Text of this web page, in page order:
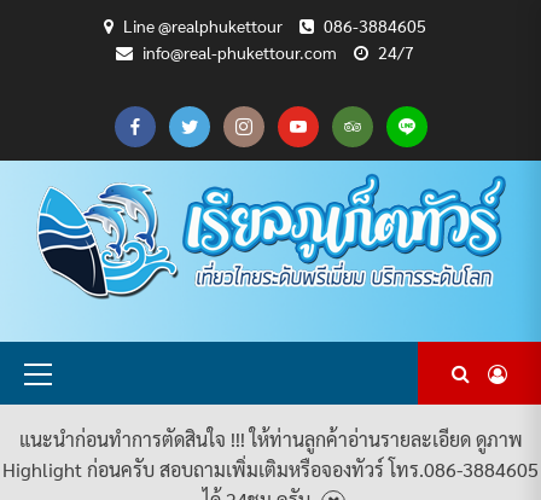
Line @realphukettour
086-3884605
info@real-phukettour.com
24/7
CART
CHECKOUT
MY
ACCOUNT
SAMPLE
PAGE
ทัวร์
ทั้งหมด
บทความ
ท่อง
เที่ยว
ยินดี
ต้อนรับ
สู่
PHUKET
TOUR
เกี่ยว
กับ
เรา
แพ็คเกจ
ทัวร์
ทั้งหมด
Primary
แนะนำก่อนทำการตัดสินใจ !!! ให้ท่านลูกค้าอ่านรายละเอียด ดูภาพ
Highlight ก่อนครับ สอบถามเพิ่มเติมหรือจองทัวร์ โทร.086-3884605